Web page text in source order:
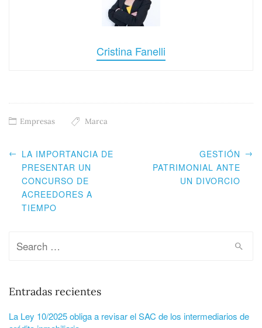
Cristina Fanelli
Empresas Marca
← LA IMPORTANCIA DE
PRESENTAR UN
CONCURSO DE
ACREEDORES A
TIEMPO
GESTIÓN
PATRIMONIAL ANTE
UN DIVORCIO
→
Entradas recientes
La Ley 10/2025 obliga a revisar el SAC de los intermediarios de